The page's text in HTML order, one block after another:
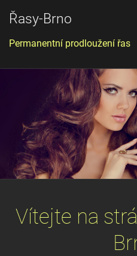
Řasy-Brno
Permanentní prodloužení řas
Vítejte na